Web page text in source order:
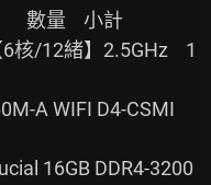
數量    小計
核/12緒】2.5GHz    1
A WIFI D4-CSMI
16GB DDR4-3200